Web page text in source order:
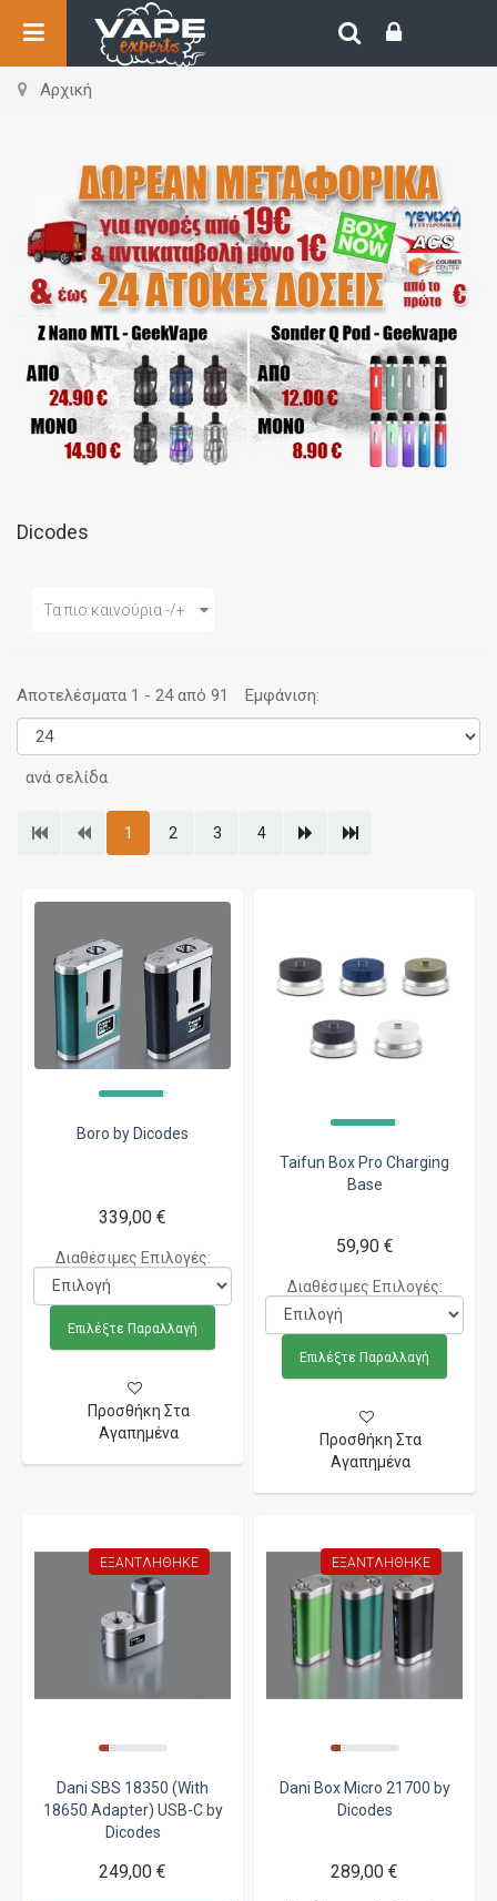
Αρχική
Dicodes
Τα πιο καινούρια -/+
Αποτελέσματα 1 - 24 από 91 Εμφάνιση:
ανά σελίδα
1 2 3 4
Boro by Dicodes
339,00 €
Διαθέσιμες Επιλογές:
Επιλέξτε Παραλλαγή
Προσθήκη Στα
Αγαπημένα
Taifun Box Pro Charging
Base
59,90 €
Διαθέσιμες Επιλογές:
Επιλέξτε Παραλλαγή
Προσθήκη Στα
Αγαπημένα
ΕΞΑΝΤΛΉΘΗΚΕ
Dani SBS 18350 (With
18650 Adapter) USB-C by
Dicodes
249,00 €
ΕΞΑΝΤΛΉΘΗΚΕ
Dani Box Micro 21700 by
Dicodes
289,00 €